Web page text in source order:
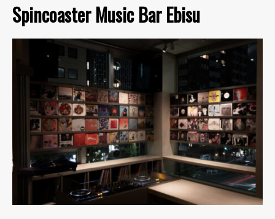
Spincoaster Music Bar Ebisu